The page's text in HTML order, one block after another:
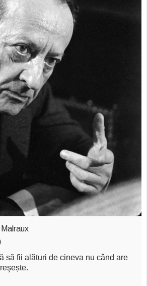
să fii alături de cineva nu când are